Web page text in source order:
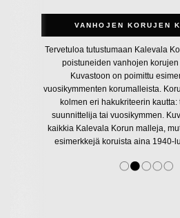
VANHOJEN KORUJEN
Tervetuloa tutustumaan Kalevala
poistuneiden vanhojen korujen
Kuvastoon on poimittu
vuosikymmenten korumalleista.
kolmen eri hakukriteerin kautta:
suunnittelija tai vuosikymmen.
kaikkia Kalevala Korun malleja,
esimerkkejä koruista aina 1940-